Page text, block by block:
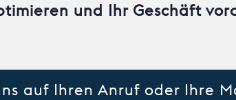
und Ihr Geschäft
auf Ihren Anruf oder Ihre